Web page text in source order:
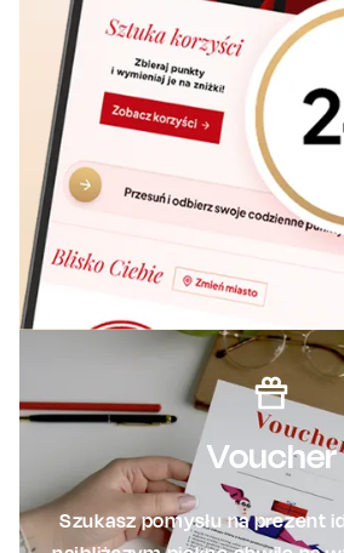
Voucher
Szukasz pomysłu na prezent